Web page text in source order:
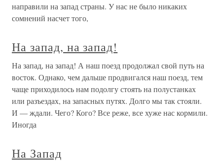
направили на запад страны. У нас не было никаких
сомнений насчет того,
На запад, на запад!
На запад, на запад! А наш поезд продолжал свой путь на
восток. Однако, чем дальше продвигался наш поезд, тем
чаще приходилось нам подолгу стоять на полустанках
или разъездах, на запасных путях. Долго мы так стояли.
И — ждали. Чего? Кого? Все реже, все хуже нас кормили.
Иногда
На Запад